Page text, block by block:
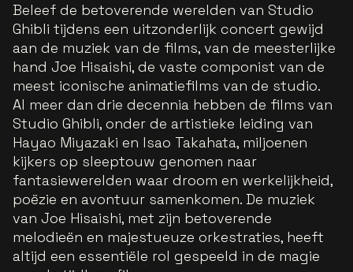
Beleef de betoverende werelden van Studio
Ghibli tijdens een uitzonderlijk concert gewijd
aan de muziek van de films, van de meesterlijke
hand Joe Hisaishi, de vaste componist van de
meest iconische animatiefilms van de studio.
Al meer dan drie decennia hebben de films van
Studio Ghibli, onder de artistieke leiding van
Hayao Miyazaki en Isao Takahata, miljoenen
kijkers op sleeptouw genomen naar
fantasiewerelden waar droom en werkelijkheid,
poëzie en avontuur samenkomen. De muziek
van Joe Hisaishi, met zijn betoverende
melodieën en majestueuze orkestraties, heeft
altijd een essentiële rol gespeeld in de magie